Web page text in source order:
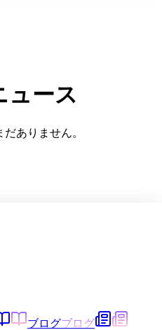
ュース
ありません。
ブログブログ